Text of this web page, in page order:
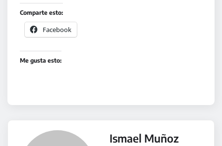
Comparte esto:
Facebook
Me gusta esto:
Ismael Muñoz